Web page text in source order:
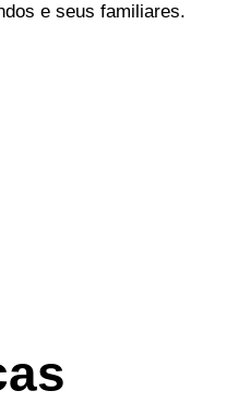
e seus familiares.